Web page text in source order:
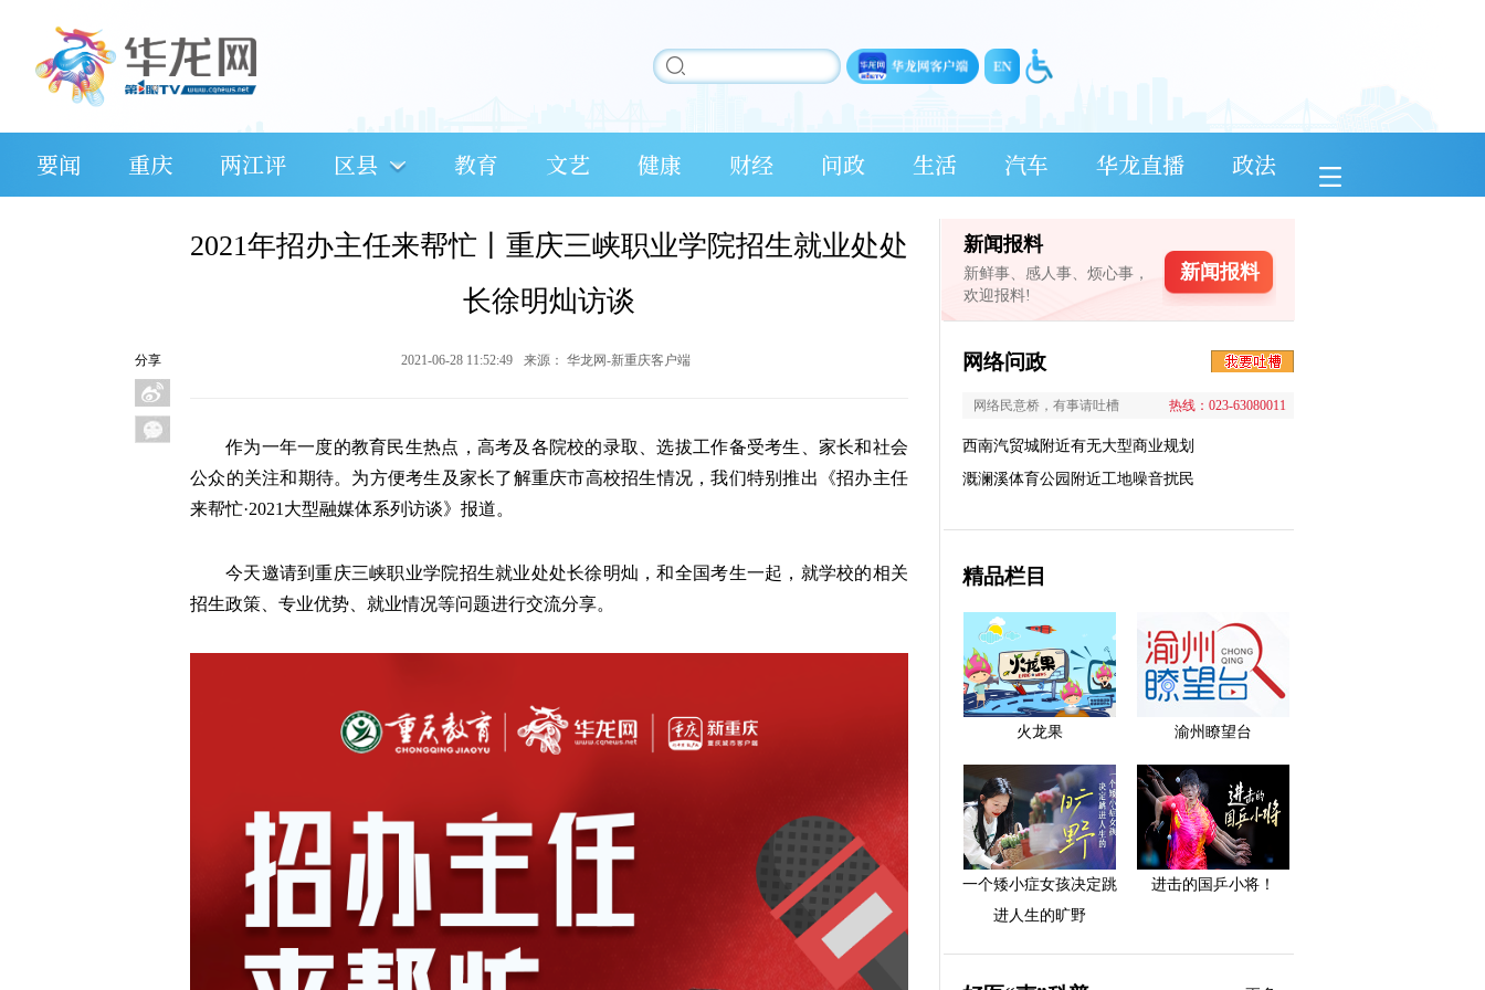
要闻 重庆 两江评 区县 教育 文艺 健康 财经 问政 生活 汽车 华龙直播 政法
分享
2021年招办主任来帮忙丨重庆三峡职业学院招生就业处处
长徐明灿访谈
2021-06-28 11:52:49 来源： 华龙网-新重庆客户端
作为一年一度的教育民生热点，高考及各院校的录取、选拔工作备受考生、家长和社会
公众的关注和期待。为方便考生及家长了解重庆市高校招生情况，我们特别推出《招办主任
来帮忙·2021大型融媒体系列访谈》报道。
今天邀请到重庆三峡职业学院招生就业处处长徐明灿，和全国考生一起，就学校的相关
招生政策、专业优势、就业情况等问题进行交流分享。
新闻报料
新鲜事、感人事、烦心事，
欢迎报料!
新闻报料
网络问政
网络民意桥，有事请吐槽 热线：023-63080011
西南汽贸城附近有无大型商业规划
溉澜溪体育公园附近工地噪音扰民
精品栏目
火龙果 渝州瞭望台
一个矮小症女孩决定跳
进人生的旷野
进击的国乒小将！